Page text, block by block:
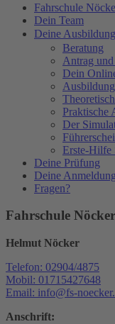
Fahrschule
Dein Team
Deine Ausbildung
Beratung
Antrag und
Dein
Praktische
Der
Erste-Hilfe
Deine Prüfung
Deine Anmeldung
Fragen?
Fahrschule Nöcker
Helmut Nöcker
Telefon: 02904/4875
Mobil: 01715427648
Email: info@fs-
Anschrift: